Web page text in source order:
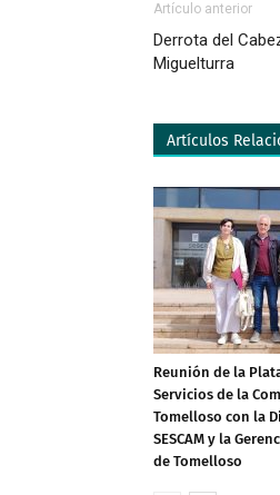
Artículo anterior
Derrota del
Miguelturra
Artículos
Reunión de la
Servicios de la
Tomelloso con la
SESCAM y la
de Tomelloso